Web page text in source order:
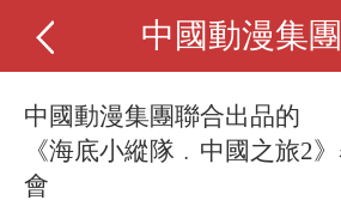
中國動漫集
中國動漫集團聯合出品的
《海底小縱隊﹒中國之旅2
會